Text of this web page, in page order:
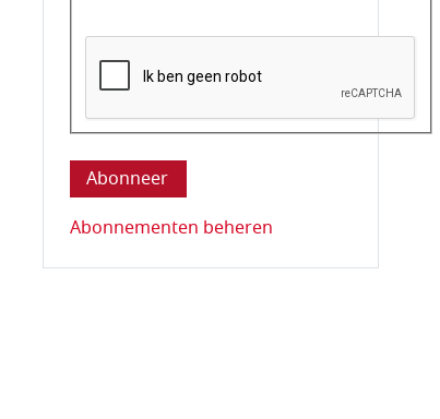
Deze vraag is om te controleren dat u
Abonnementen beheren